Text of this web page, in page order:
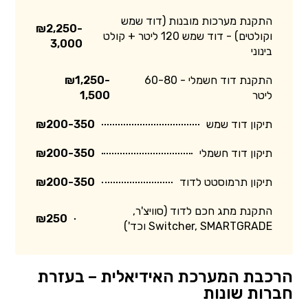
התקנת מערכות מובנות (דוד שמש
וקולטים) - דוד שמש 120 ליטר + קולט
בינוני
₪2,250-
3,000
התקנת דוד חשמלי - 60-80
ליטר
₪1,250-
1,500
תיקון דוד שמש ₪200-350
תיקון דוד חשמלי ₪200-350
תיקון תרמוסטט לדוד ₪200-350
התקנת מתג חכם לדוד (סוויצ'ר,
Switcher, SMARTGRADE וכד')
₪250
הרכבת המערכת האידיאלית – בעזרת
חברות שונות